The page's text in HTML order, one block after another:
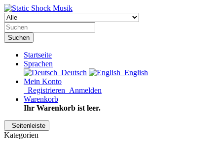
Suchen
Startseite
Sprachen
Deutsch
English
Mein Konto
Registrieren Anmelden
Warenkorb
Ihr Warenkorb ist leer.
Seitenleiste
Kategorien